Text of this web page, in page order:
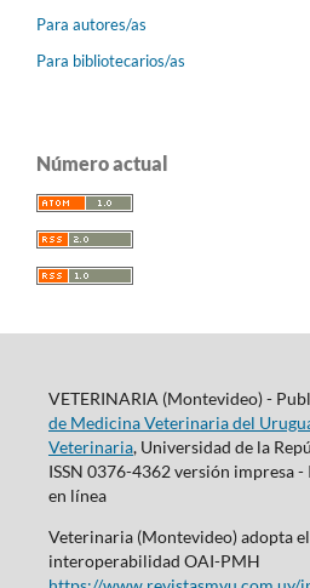
Para autores/as
Para bibliotecarios/as
Número actual
VETERINARIA (Montevideo) -
de Medicina Veterinaria del
Veterinaria, Universidad de la
ISSN 0376-4362 versión impresa
en línea
Veterinaria (Montevideo) adopta
interoperabilidad OAI-PMH